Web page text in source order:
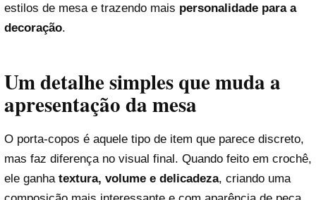
estilos de mesa e trazendo mais personalidade para a
decoração.
Um detalhe simples que muda a
apresentação da mesa
O porta-copos é aquele tipo de item que parece discreto,
mas faz diferença no visual final. Quando feito em crochê,
ele ganha textura, volume e delicadeza, criando uma